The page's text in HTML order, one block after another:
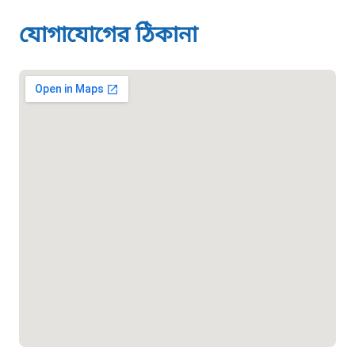
১৬১১৩
জরুরী অভ্যন্তরীণ নৌ-পরিবহন হটলাইন
যোগাযোগের ঠিকানা